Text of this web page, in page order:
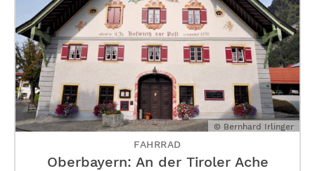
© Bernhard Irlinger
FAHRRAD
Oberbayern: An der Tiroler Ache